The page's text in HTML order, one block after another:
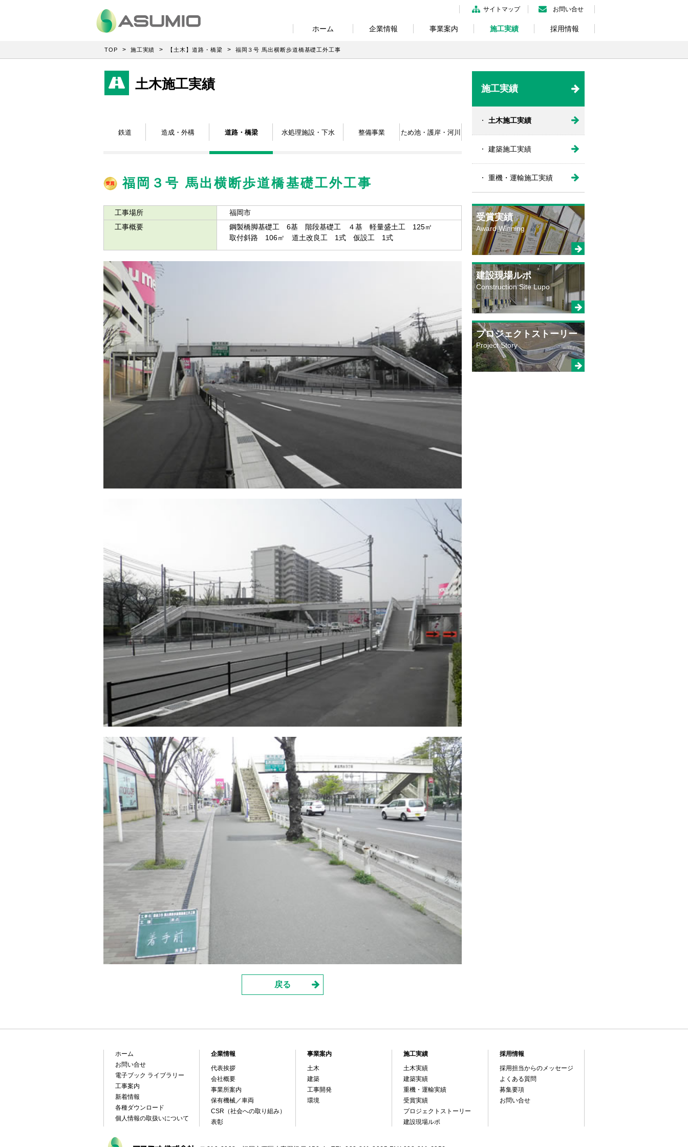
ホーム 企業情報 事業案内 施工実績 採用情報
サイトマップ お問い合せ
TOP 施工実績 【土木】道路・橋梁 福岡３号 馬出横断歩道橋基礎工外工事
土木施工実績
鉄道 造成・外構 道路・橋梁 水処理施設・下水 整備事業 ため池・護岸・河川
福岡３号 馬出横断歩道橋基礎工外工事
工事場所
福岡市
工事概要
鋼製橋脚基礎工 6基 階段基礎工 ４基 軽量盛土工 125㎥
取付斜路 106㎡ 道土改良工 1式 仮設工 1式
戻る
施工実績
土木施工実績
建築施工実績
重機・運輸施工実績
受賞実績
Award Winning
建設現場ルポ
Construction Site Lupo
プロジェクトストーリー
Project Story
ホーム
お問い合せ
電子ブック ライブラリー
工事案内
新着情報
各種ダウンロード
個人情報の取扱いについて
企業情報
代表挨拶
会社概要
事業所案内
保有機械／車両
CSR（社会への取り組み）
表彰
事業案内
土木
建築
工事開発
環境
施工実績
土木実績
建築実績
重機・運輸実績
受賞実績
プロジェクトストーリー
建設現場ルポ
採用情報
採用担当からのメッセージ
よくある質問
募集要項
お問い合せ